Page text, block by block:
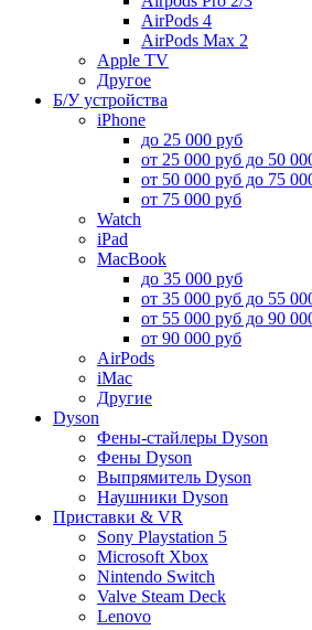
AirPods 4
AirPods Max 2
Apple TV
Другое
Б/У устройства
iPhone
до 25 000 руб
от 25 000 руб до 50
от 50 000 руб до 75
от 75 000 руб
Watch
iPad
MacBook
до 35 000 руб
от 35 000 руб до 55
от 55 000 руб до 90
от 90 000 руб
AirPods
iMac
Другие
Dyson
Фены-стайлеры Dyson
Фены Dyson
Выпрямитель Dyson
Наушники Dyson
Приставки & VR
Sony Playstation 5
Microsoft Xbox
Nintendo Switch
Valve Steam Deck
Lenovo